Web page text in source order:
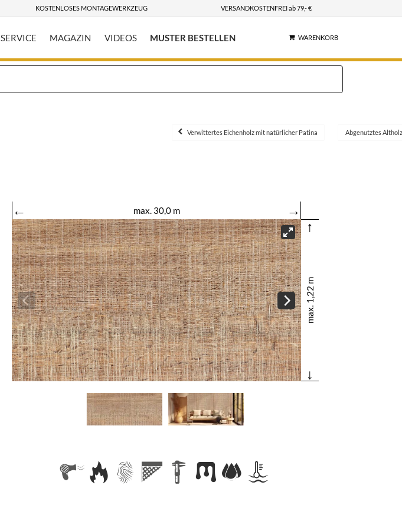
KOSTENLOSES MONTAGEWERKZEUG VERSANDKOSTENFREI ab 79,- €
SERVICE MAGAZIN VIDEOS MUSTER BESTELLEN WARENKORB
Verwittertes Eichenholz mit natürlicher Patina Abgenutztes Altholz
← max. 30,0 m
→
↑
max. 1,22 m
↓